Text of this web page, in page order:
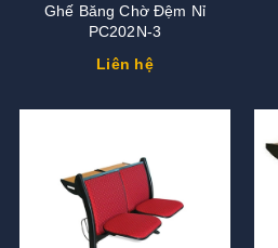
Ghế Băng Chờ Đệm Nỉ
PC202N-3
Liên hệ